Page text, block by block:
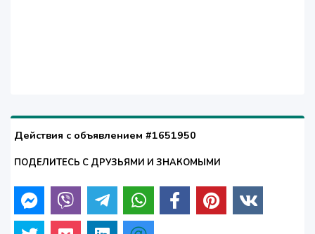
Действия с объявлением #1651950
ПОДЕЛИТЕСЬ С ДРУЗЬЯМИ И ЗНАКОМЫМИ